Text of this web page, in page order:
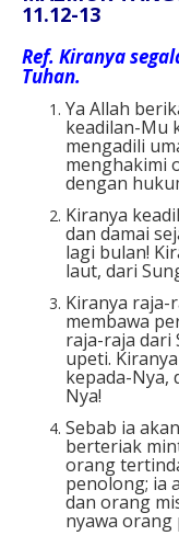
11.12-13
Ref. Kiranya
Tuhan.
Ya Allah
keadilan-Mu
mengadili
menghakimi
dengan
Kiranya
dan damai
lagi bulan!
laut, dari
Kiranya raja-
membawa
raja-raja dari
upeti.
kepada-Nya,
Nya!
Sebab ia
berteriak
orang
penolong; ia
dan orang
nyawa orang